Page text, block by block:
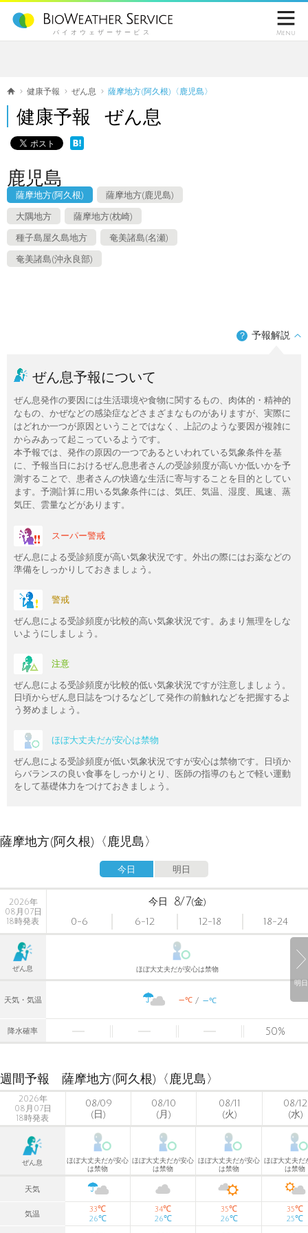
バイオウェザーサービス

Menu
健康予報 ぜん息 薩摩地方(阿久根)〈鹿児島〉
健康予報 ぜん息
鹿児島
薩摩地方(阿久根) 薩摩地方(鹿児島)
大隅地方 薩摩地方(枕崎)
種子島屋久島地方 奄美諸島(名瀬)
奄美諸島(沖永良部)
？ 予報解説
ぜん息予報について
ぜん息発作の要因には生活環境や食物に関するもの、肉体的・精神的
なもの、かぜなどの感染症などさまざまなものがありますが、実際に
はどれか一つが原因ということではなく、上記のような要因が複雑に
からみあって起こっているようです。
本予報では、発作の原因の一つであるといわれている気象条件を基
に、予報当日におけるぜん息患者さんの受診頻度が高いか低いかを予
測することで、患者さんの快適な生活に寄与することを目的としてい
ます。予測計算に用いる気象条件には、気圧、気温、湿度、風速、蒸
気圧、雲量などがあります。
スーパー警戒
ぜん息による受診頻度が高い気象状況です。外出の際にはお薬などの
準備をしっかりしておきましょう。
警戒
ぜん息による受診頻度が比較的高い気象状況です。あまり無理をしな
いようにしましょう。
注意
ぜん息による受診頻度が比較的低い気象状況ですが注意しましょう。
日頃からぜん息日誌をつけるなどして発作の前触れなどを把握するよ
う努めましょう。
ほぼ大丈夫だが安心は禁物
ぜん息による受診頻度が低い気象状況ですが安心は禁物です。日頃か
らバランスの良い食事をしっかりとり、医師の指導のもとで軽い運動
をして基礎体力をつけておきましょう。
薩摩地方(阿久根)〈鹿児島〉
今日 明日
明日
2026年
08月07日
18時発表
今日 8/7(金)
0-6
6-12 12-18 18-24
ぜん息 ほぼ大丈夫だが安心は禁物
天気・気温 -℃ -℃
降水確率 50%
週間予報 薩摩地方(阿久根)〈鹿児島〉
2026年
08月07日
18時発表
08/09
(日)
08/10
(月)
08/11
(火)
08/12
(水)
ぜん息
ほぼ大丈夫だが安心
は禁物
ほぼ大丈夫だが安心
は禁物
ほぼ大丈夫だが安心
は禁物
ほぼ大丈夫だ
は禁物
天気
気温
33℃
26℃
34℃
26℃
35℃
26℃
35℃
25℃